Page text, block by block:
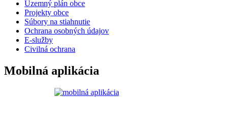
Územný plán obce
Projekty obce
Súbory na stiahnutie
Ochrana osobných údajov
E-služby
Civilná ochrana
Mobilná aplikácia